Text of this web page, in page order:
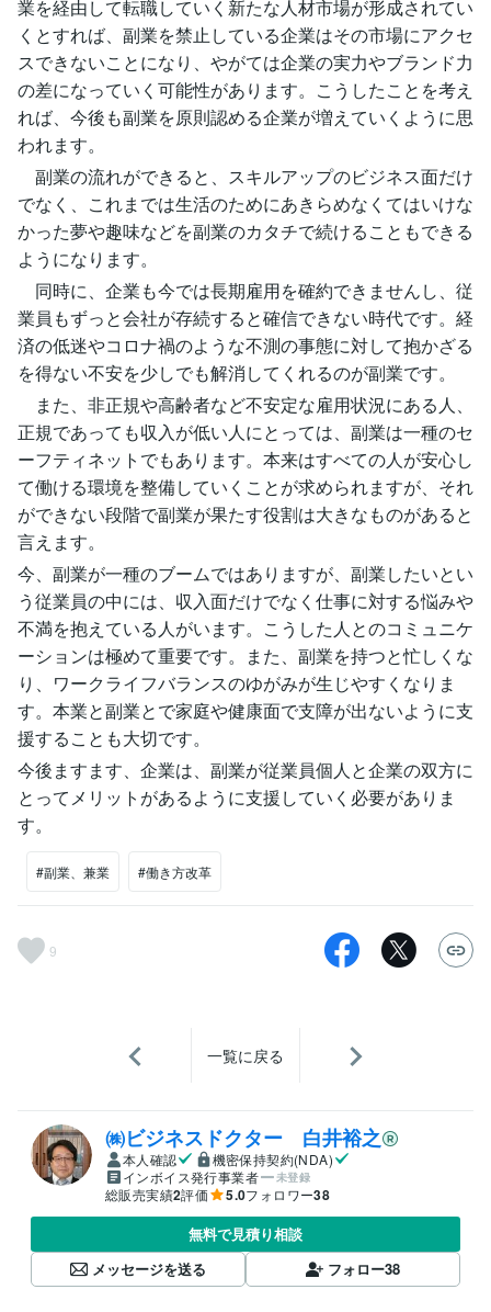
業を経由して転職していく新たな人材市場が形成されてい
くとすれば、副業を禁止している企業はその市場にアクセ
スできないことになり、やがては企業の実力やブランド力
の差になっていく可能性があります。こうしたことを考え
れば、今後も副業を原則認める企業が増えていくように思
われます。
副業の流れができると、スキルアップのビジネス面だけ
でなく、これまでは生活のためにあきらめなくてはいけな
かった夢や趣味などを副業のカタチで続けることもできる
ようになります。
同時に、企業も今では長期雇用を確約できませんし、従
業員もずっと会社が存続すると確信できない時代です。経
済の低迷やコロナ禍のような不測の事態に対して抱かざる
を得ない不安を少しでも解消してくれるのが副業です。
また、非正規や高齢者など不安定な雇用状況にある人、
正規であっても収入が低い人にとっては、副業は一種のセ
ーフティネットでもあります。本来はすべての人が安心し
て働ける環境を整備していくことが求められますが、それ
ができない段階で副業が果たす役割は大きなものがあると
言えます。
今、副業が一種のブームではありますが、副業したいとい
う従業員の中には、収入面だけでなく仕事に対する悩みや
不満を抱えている人がいます。こうした人とのコミュニケ
ーションは極めて重要です。また、副業を持つと忙しくな
り、ワークライフバランスのゆがみが生じやすくなりま
す。本業と副業とで家庭や健康面で支障が出ないように支
援することも大切です。
今後ますます、企業は、副業が従業員個人と企業の双方に
とってメリットがあるように支援していく必要がありま
す。
#副業、兼業 #働き方改革
9
一覧に戻る
㈱ビジネスドクター 白井裕之
本人確認
機密保持契約(NDA)
インボイス発行事業者
未登録
総販売実績2評価 5.0フォロワー38
無料で見積り相談
メッセージを送る
フォロー38